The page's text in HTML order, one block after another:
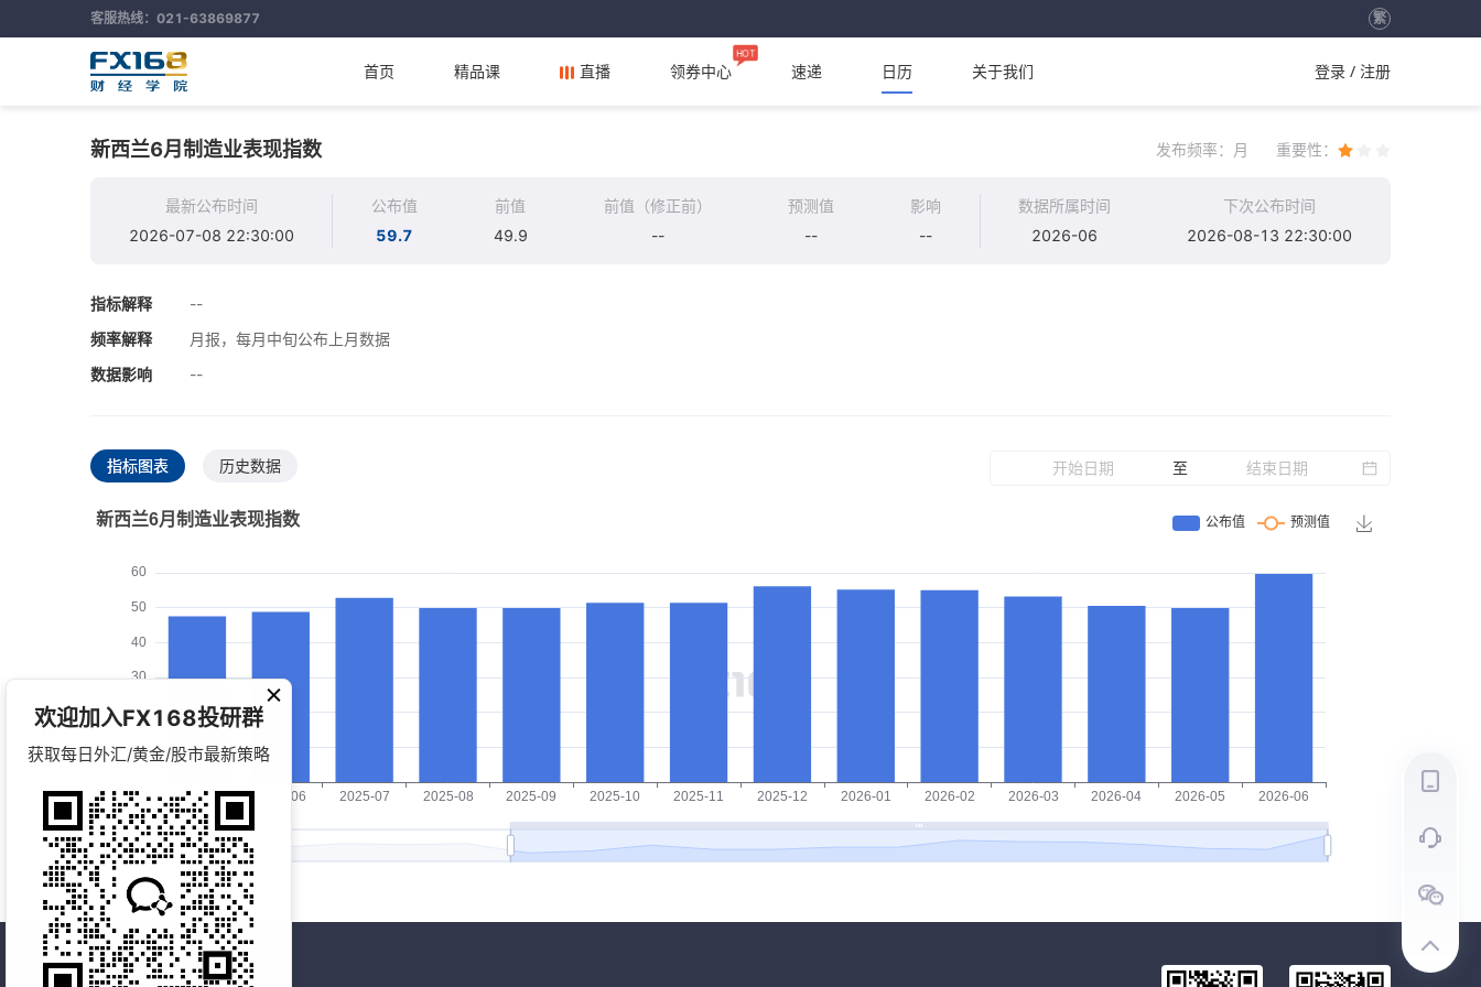
客服热线：021-63869877 繁
首页 精品课 直播 领券中心
HOT
速递 日历 关于我们 登录 / 注册
欢迎加入FX168投研群
获取每日外汇/黄金/股市最新策略
新西兰6月制造业表现指数 发布频率： 月 重要性：
最新公布时间
2026-07-08 22:30:00
公布值
59.7
前值
49.9
前值（修正前）
--
预测值
--
影响
--
数据所属时间
2026-06
下次公布时间
2026-08-13 22:30:00
指标解释
--
频率解释
月报，每月中旬公布上月数据
数据影响
--
至
指标图表 历史数据